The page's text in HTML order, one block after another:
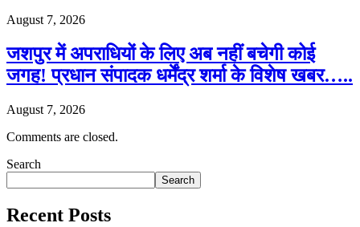
August 7, 2026
जशपुर में अपराधियों के लिए अब नहीं बचेगी कोई
जगह! प्रधान संपादक धर्मेंद्र शर्मा के विशेष खबर…..
August 7, 2026
Comments are closed.
Search
Search
Recent Posts